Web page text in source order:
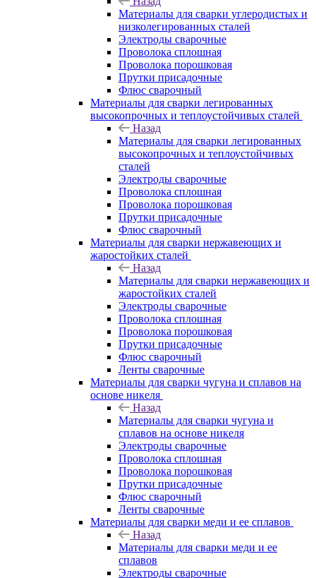
Материалы для сварки углеродистых и
низколегированных сталей
Электроды сварочные
Проволока сплошная
Проволока порошковая
Прутки присадочные
Флюс сварочный
Материалы для сварки легированных
высокопрочных и теплоустойчивых сталей
Назад
Материалы для сварки легированных
высокопрочных и теплоустойчивых
сталей
Электроды сварочные
Проволока сплошная
Проволока порошковая
Прутки присадочные
Флюс сварочный
Материалы для сварки нержавеющих и
жаростойких сталей
Назад
Материалы для сварки нержавеющих и
жаростойких сталей
Электроды сварочные
Проволока сплошная
Проволока порошковая
Прутки присадочные
Флюс сварочный
Ленты сварочные
Материалы для сварки чугуна и сплавов на
основе никеля
Назад
Материалы для сварки чугуна и
сплавов на основе никеля
Электроды сварочные
Проволока сплошная
Проволока порошковая
Прутки присадочные
Флюс сварочный
Ленты сварочные
Материалы для сварки меди и ее сплавов
Назад
Материалы для сварки меди и ее
сплавов
Электроды сварочные